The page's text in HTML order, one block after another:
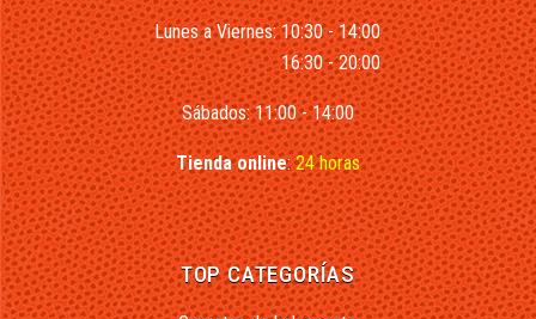
Lunes a Viernes: 10:30 - 14:00
16:30 - 20:00
Sábados: 11:00 - 14:00
Tienda online:24 horas
TOP CATEGORÍAS